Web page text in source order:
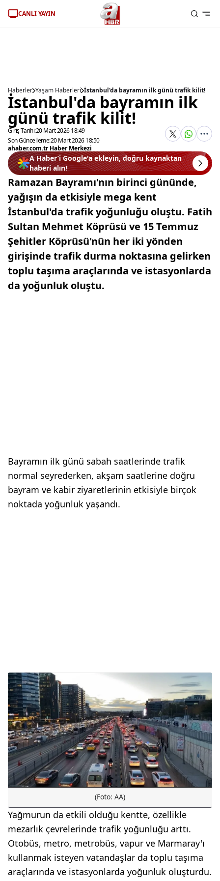
CANLI YAYIN
Haberler Yaşam Haberleri İstanbul'da bayramın ilk günü trafik kilit!
İstanbul'da bayramın ilk
günü trafik kilit!
Giriş Tarihi:20 Mart 2026 18:49
Son Güncelleme:20 Mart 2026 18:50
ahaber.com.tr Haber Merkezi
A Haber’i Google'a ekleyin, doğru kaynaktan
haberi alın!
Ramazan Bayramı'nın birinci gününde,
yağışın da etkisiyle mega kent
İstanbul'da trafik yoğunluğu oluştu. Fatih
Sultan Mehmet Köprüsü ve 15 Temmuz
Şehitler Köprüsü'nün her iki yönden
girişinde trafik durma noktasına gelirken
toplu taşıma araçlarında ve istasyonlarda
da yoğunluk oluştu.
Bayramın ilk günü sabah saatlerinde trafik
normal seyrederken, akşam saatlerine doğru
bayram ve kabir ziyaretlerinin etkisiyle birçok
noktada yoğunluk yaşandı.
(Foto: AA)
Yağmurun da etkili olduğu kentte, özellikle
mezarlık çevrelerinde trafik yoğunluğu arttı.
Otobüs, metro, metrobüs, vapur ve Marmaray'ı
kullanmak isteyen vatandaşlar da toplu taşıma
araçlarında ve istasyonlarda yoğunluk oluşturdu.